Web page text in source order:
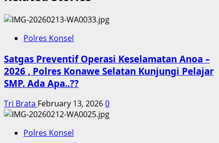
Polres Konsel
Satgas Preventif Operasi Keselamatan Anoa –
2026 , Polres Konawe Selatan Kunjungi Pelajar
SMP. Ada Apa..??
Tri Brata February 13, 20260
Polres Konsel